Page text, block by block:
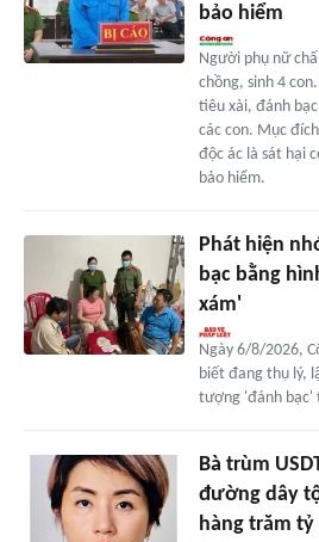
bảo hiểm
Người phụ nữ
chồng, sinh 4
tiêu xài, đánh
các con. Mục
độc ác là sát hại
bảo hiểm.
Phát hiện
bạc bằng
xám'
Ngày 6/8/2026,
biết đang thụ lý,
tượng 'đánh bạc'
Bà trùm
đường dây
hàng trăm